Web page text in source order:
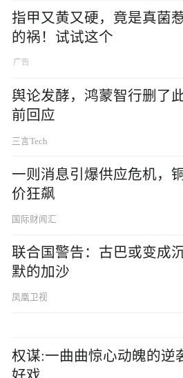
指甲又黄又硬，竟是真菌
的祸！试试这个
舆论发酵，鸿蒙智行删了
前回应
三言Tech
一则消息引爆供应危机，铜
价狂飙
国际财闻汇
联合国警告：古巴或变成
默的加沙
凤凰卫视
权谋:一曲曲惊心动魄的逆